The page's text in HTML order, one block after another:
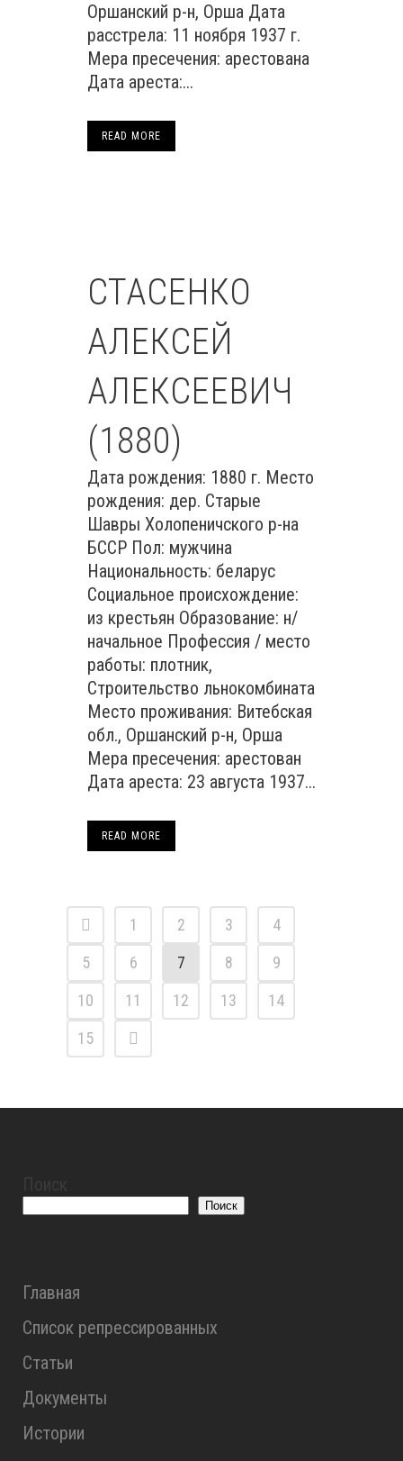
Оршанский р-н, Орша Дата
расстрела: 11 ноября 1937 г.
Мера пресечения: арестована
Дата ареста:...
READ MORE
СТАСЕНКО
АЛЕКСЕЙ
АЛЕКСЕЕВИЧ
(1880)
Дата рождения: 1880 г. Место
рождения: дер. Старые
Шавры Холопеничского р-на
БССР Пол: мужчина
Национальность: беларус
Социальное происхождение:
из крестьян Образование: н/
начальное Профессия / место
работы: плотник,
Строительство льнокомбината
Место проживания: Витебская
обл., Оршанский р-н, Орша
Мера пресечения: арестован
Дата ареста: 23 августа 1937...
READ MORE
1 2 3
4
5
6 7 8
9
10
11 12 13
14
15
Поиск
Главная
Список репрессированных
Статьи
Документы
Истории